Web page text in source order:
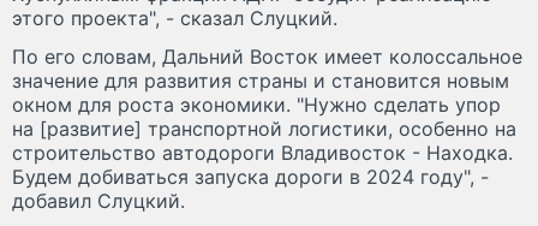
этого проекта", - сказал Слуцкий.
По его словам, Дальний Восток имеет колоссальное
значение для развития страны и становится новым
окном для роста экономики. "Нужно сделать упор
на [развитие] транспортной логистики, особенно на
строительство автодороги Владивосток - Находка.
Будем добиваться запуска дороги в 2024 году", -
добавил Слуцкий.